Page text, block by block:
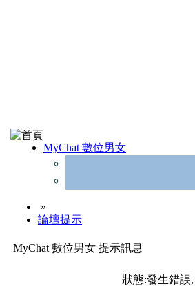
MyChat 數位男女
»
論壇提示
MyChat 數位男女 提示訊息
狀態:發生錯誤